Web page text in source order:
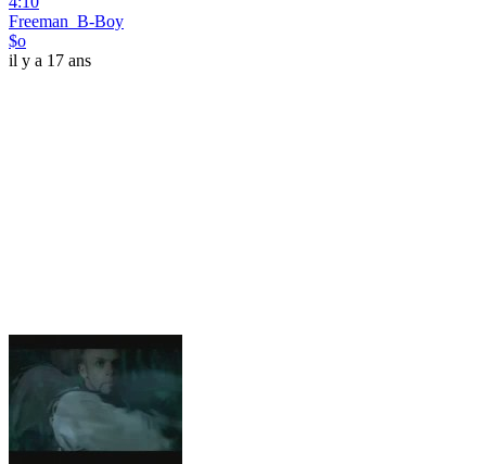
Freeman_B-Boy
$o
il y a 17 ans